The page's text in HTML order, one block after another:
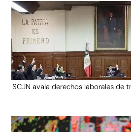
SCJN avala derechos laborales de